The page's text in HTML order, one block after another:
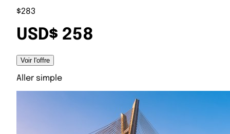
$283
USD$ 258
Voir l'offre
Aller simple